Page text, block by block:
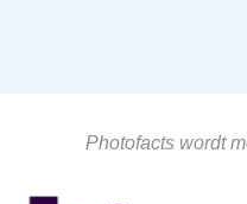
Photofacts wordt